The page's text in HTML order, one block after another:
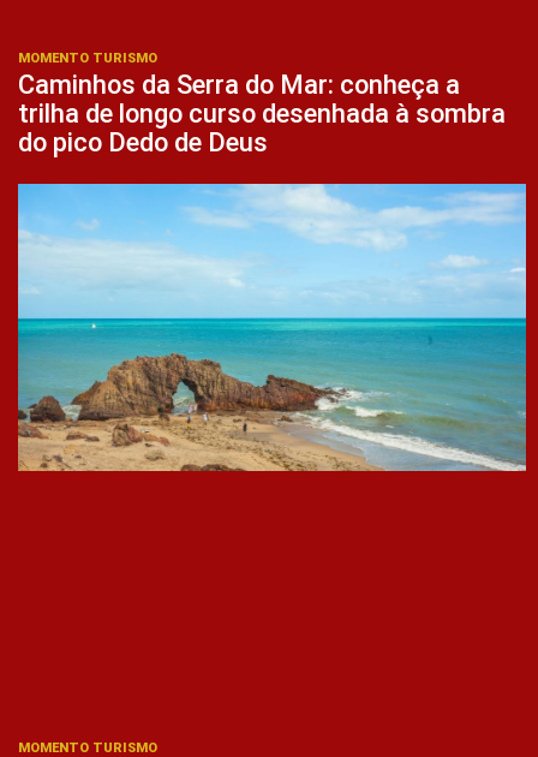
MOMENTO TURISMO
Caminhos da Serra do Mar: conheça a
trilha de longo curso desenhada à sombra
do pico Dedo de Deus
MOMENTO TURISMO